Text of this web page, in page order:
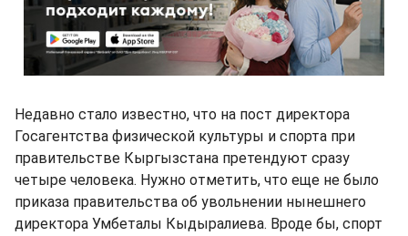
Недавно стало известно, что на пост директора
Госагентства физической культуры и спорта при
правительстве Кыргызстана претендуют сразу
четыре человека. Нужно отметить, что еще не было
приказа правительства об увольнении нынешнего
директора Умбеталы Кыдыралиева. Вроде бы, спорт